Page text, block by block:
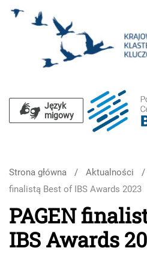
Skip to main content
Język
migowy
Strona główna Aktualności
finalistą Best of IBS Awards 2023
PAGEN
IBS Awards